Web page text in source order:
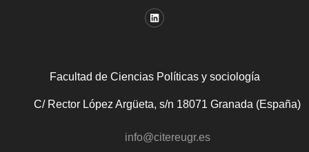
Facultad de Ciencias Políticas y sociología
C/ Rector López Argüeta, s/n 18071 Granada (España)
info@citereugr.es